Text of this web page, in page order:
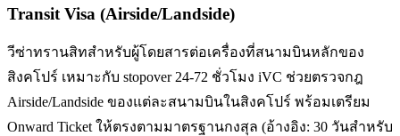
Transit Visa (Airside/Landside)
วีซ่าทรานสิทสำหรับผู้โดยสารต่อเครื่องที่สนามบินหลักของ
สิงคโปร์ เหมาะกับ stopover 24-72 ชั่วโมง iVC ช่วยตรวจกฎ
Airside/Landside ของแต่ละสนามบินในสิงคโปร์ พร้อมเตรียม
Onward Ticket ให้ตรงตามมาตรฐานกงสุล (อ้างอิง: 30 วันสำหรับ